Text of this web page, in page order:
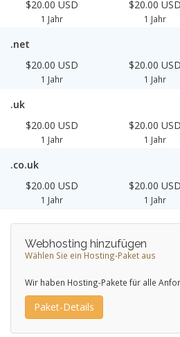
$20.00 USD
1 Jahr
$20.00 USD
1 Jahr
.net
$20.00 USD
1 Jahr
$20.00 USD
1 Jahr
.uk
$20.00 USD
1 Jahr
$20.00 USD
1 Jahr
.co.uk
$20.00 USD
1 Jahr
$20.00 USD
1 Jahr
Webhosting hinzufügen
Wählen Sie ein Hosting-Paket aus
Wir haben Hosting-Pakete für alle
Paket-Details